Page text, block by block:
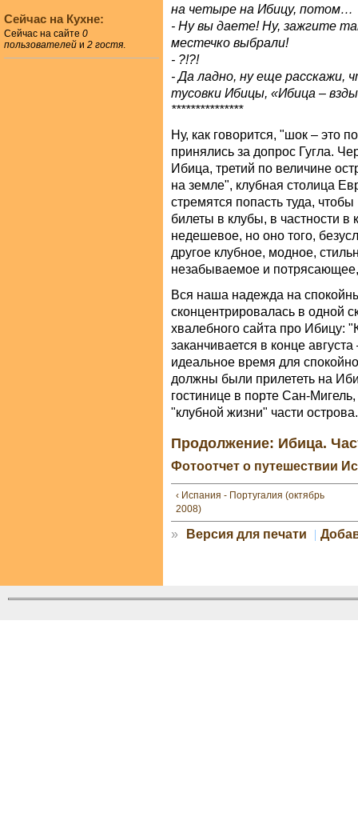
на четыре на Ибицу, потом…
- Ну вы даете! Ну, зажгите
местечко выбрали!
- ?!?!
- Да ладно, ну еще расскажи,
тусовки Ибицы, «Ибица –
***************
Ну, как говорится, "шок – это
принялись за допрос Гугла.
Ибица, третий по величине
на земле", клубная столица
стремятся попасть туда,
билеты в клубы, в частности в
недешевое, но оно того,
другое клубное, модное,
незабываемое и
Вся наша надежда на
сконцентрировалась в одной
хвалебного сайта про Ибицу:
заканчивается в конце
идеальное время для
должны были прилететь на
гостинице в порте Сан-
"клубной жизни" части
Продолжение: Ибица.
Фотоотчет о путешествии
‹ Испания - Португалия (октябрь
2008)
» Версия для печати
Сейчас на Кухне:
Сейчас на сайте 0
пользователей и 2 гостя.